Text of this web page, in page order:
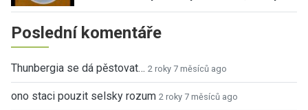
Poslední komentáře
Thunbergia se dá pěstovat… 2 roky 7 měsíců ago
ono staci pouzit selsky rozum 2 roky 7 měsíců ago